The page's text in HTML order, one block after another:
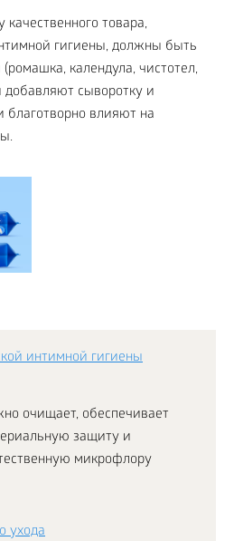
товара,
гигиены, должны быть
календула, чистотел,
добавляют сыворотку и
влияют на
интимной гигиены
очищает, обеспечивает
защиту и
микрофлору
ухода